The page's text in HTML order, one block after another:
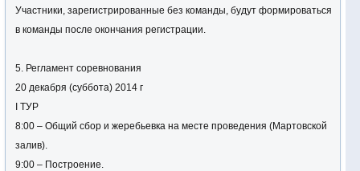
Участники, зарегистрированные без команды, будут формироваться
в команды после окончания регистрации.
5. Регламент соревнования
20 декабря (суббота) 2014 г
I ТУР
8:00 – Общий сбор и жеребьевка на месте проведения (Мартовской
залив).
9:00 – Построение.